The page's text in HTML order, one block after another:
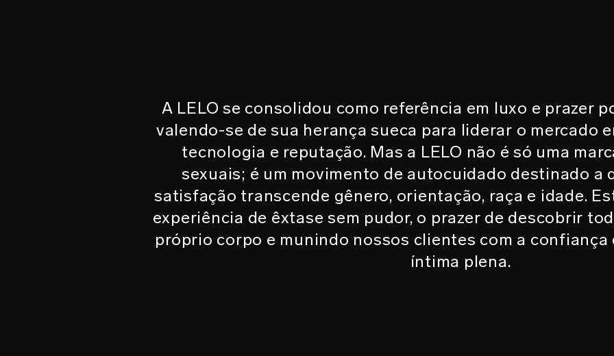
A LELO se consolidou como referência em luxo e prazer
valendo-se de sua herança sueca para liderar o mercado
tecnologia e reputação. Mas a LELO não é só uma
sexuais; é um movimento de autocuidado destinado a
satisfação transcende gênero, orientação, raça e idade.
experiência de êxtase sem pudor, o prazer de descobrir
próprio corpo e munindo nossos clientes com a confiança
íntima plena.